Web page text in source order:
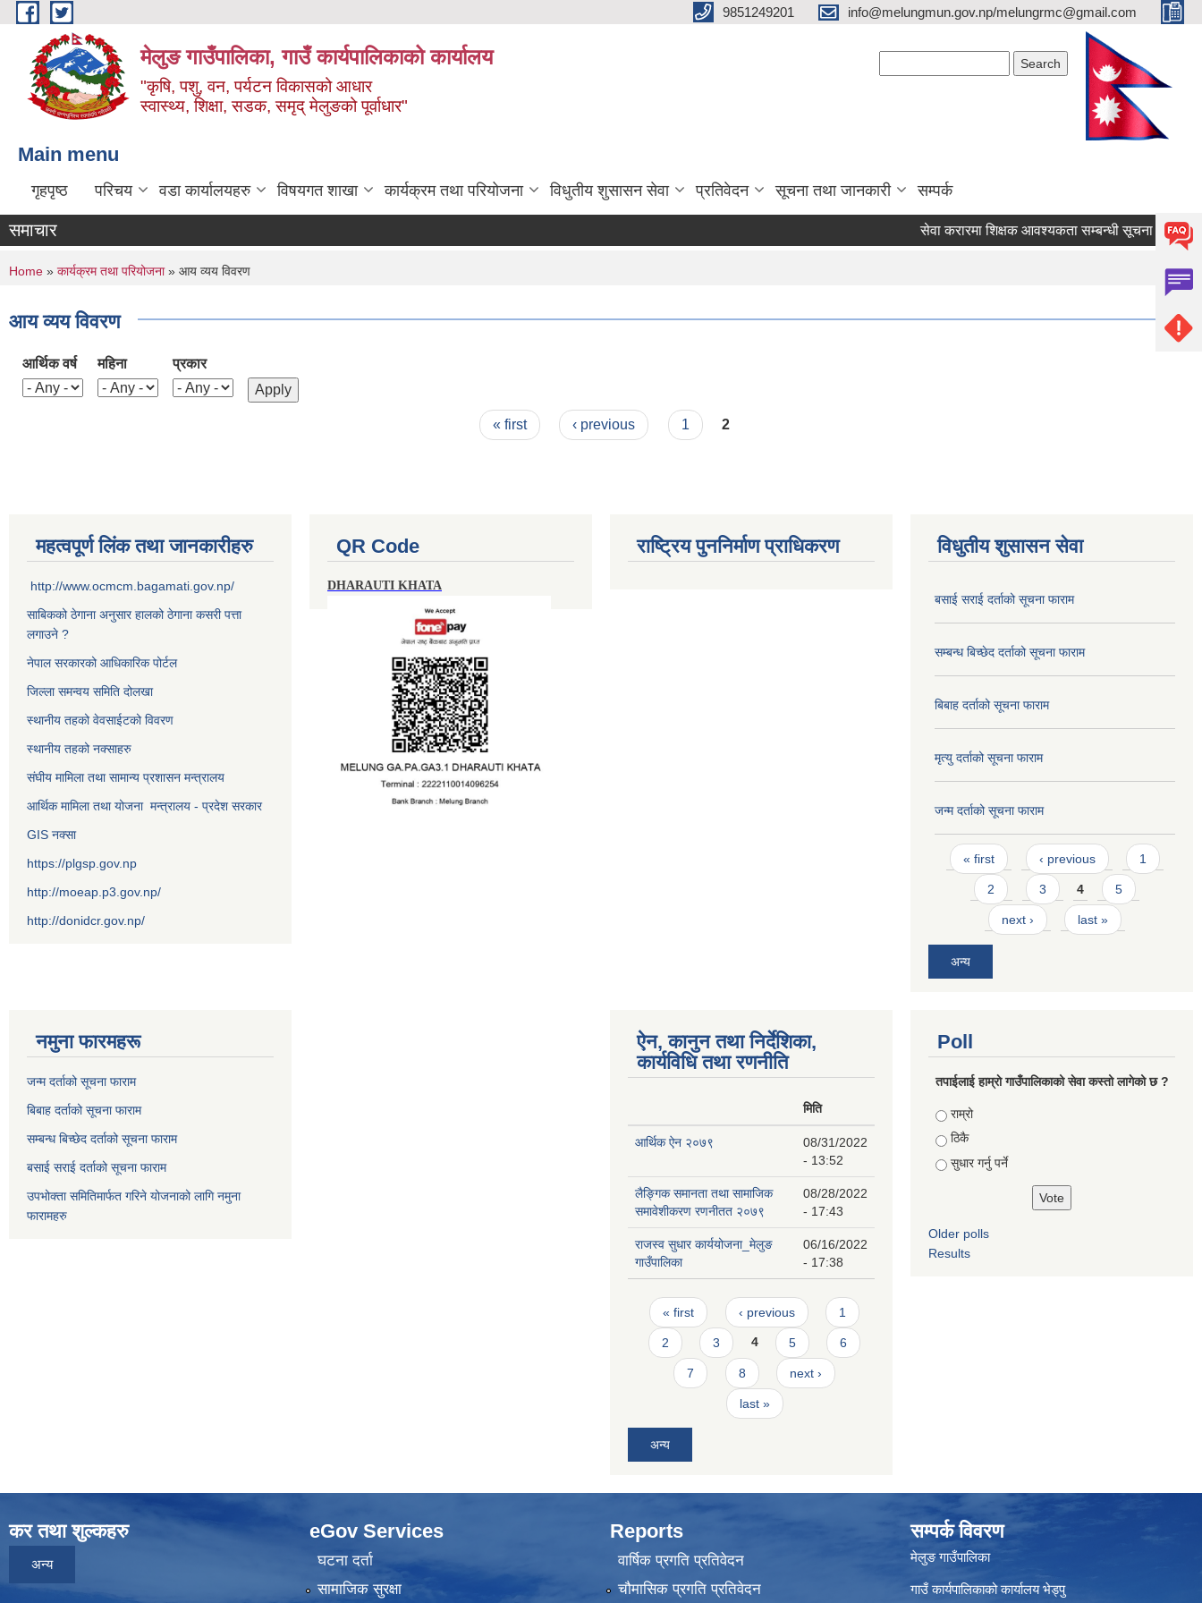
Skip to main content 9851249201 info@melungmun.gov.np/melungrmc@gmail.com
मेलुङ गाउँपालिका, गाउँ कार्यपालिकाको कार्यालय
"कृषि, पशु, वन, पर्यटन विकासको आधार
स्वास्थ्य, शिक्षा, सडक, समृद् मेलुङको पूर्वाधार"
Main menu
गृहपृष्ठ परिचय वडा कार्यालयहरु विषयगत शाखा कार्यक्रम तथा परियोजना विधुतीय शुसासन सेवा प्रतिवेदन सूचना तथा जानकारी सम्पर्क
समाचार सेवा करारमा शिक्षक आवश्‍यकता सम्बन्धी सूचना !
You are here
Home » कार्यक्रम तथा परियोजना» आय व्यय विवरण
आय व्यय विवरण
आर्थिक वर्ष महिना प्रकार
« first ‹ previous 1 2
महत्वपूर्ण लिंक तथा जानकारीहरु
http://www.ocmcm.bagamati.gov.np/
साबिकको ठेगाना अनुसार हालको ठेगाना कसरी पत्ता
लगाउने ?
नेपाल सरकारको आधिकारिक पोर्टल
जिल्ला समन्वय समिति दोलखा
स्थानीय तहको वेवसाईटको विवरण
स्थानीय तहको नक्साहरु
संघीय मामिला तथा सामान्य प्रशासन मन्त्रालय
आर्थिक मामिला तथा योजना मन्त्रालय - प्रदेश सरकार
GIS नक्सा
https://plgsp.gov.np
http://moeap.p3.gov.np/
http://donidcr.gov.np/
QR Code
DHARAUTI KHATA
राष्ट्रिय पुननिर्माण प्राधिकरण विधुतीय शुसासन सेवा
बसाई सराई दर्ताको सूचना फाराम
सम्बन्ध बिच्छेद दर्ताको सूचना फाराम
बिबाह दर्ताको सूचना फाराम
मृत्यु दर्ताको सूचना फाराम
जन्म दर्ताको सूचना फाराम
Pages
« first ‹ previous 1
2 3 4 5
next › last »
अन्य
नमुना फारमहरू
जन्म दर्ताको सूचना फाराम
बिबाह दर्ताको सूचना फाराम
सम्बन्ध बिच्छेद दर्ताको सूचना फाराम
बसाई सराई दर्ताको सूचना फाराम
उपभोक्ता समितिमार्फत गरिने योजनाको लागि नमुना
फारामहरु
ऐन, कानुन तथा निर्देशिका,
कार्यविधि तथा रणनीति
मिति
आर्थिक ऐन २०७९
08/31/2022
- 13:52
लैङ्गिक समानता तथा सामाजिक
समावेशीकरण रणनीतत २०७९
08/28/2022
- 17:43
राजस्व सुधार कार्ययोजना_मेलुङ
गाउँपालिका
06/16/2022
- 17:38
Pages
« first ‹ previous 1
2 3 4 5 6
7 8 next ›
last »
अन्य
Poll
तपाईलाई हाम्राे गाउँपालिकाको सेवा कस्तो लागेको छ ?
Choices
राम्रो
ठिकै
सुधार गर्नु पर्ने
Older polls
Results
कर तथा शुल्कहरु
अन्य
eGov Services
घटना दर्ता
सामाजिक सुरक्षा
Reports
वार्षिक प्रगति प्रतिवेदन
चौमासिक प्रगति प्रतिवेदन
सम्पर्क विवरण
मेलुङ गाउँपालिका
गाउँ कार्यपालिकाको कार्यालय भेड्पु